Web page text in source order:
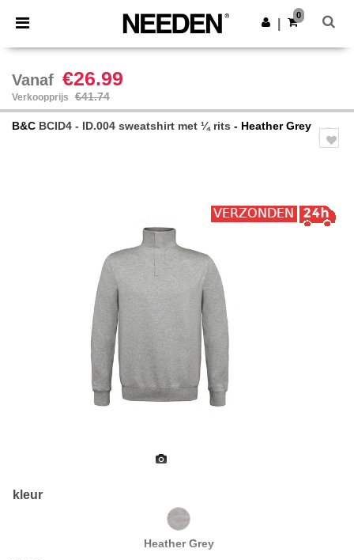
× Needen-app
Betere prijzen in de app!
Download app
0
Vanaf €26.99
Verkoopprijs €41.74
B&C BCID4 - ID.004 sweatshirt met ¼ rits - Heather Grey
kleur
Heather Grey